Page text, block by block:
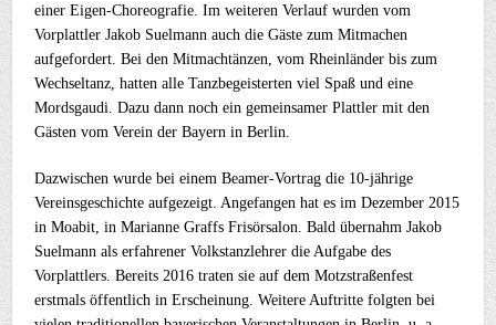
einer Eigen-Choreografie. Im weiteren Verlauf wurden vom
Vorplattler Jakob Suelmann auch die Gäste zum Mitmachen
aufgefordert. Bei den Mitmachtänzen, vom Rheinländer bis zum
Wechseltanz, hatten alle Tanzbegeisterten viel Spaß und eine
Mordsgaudi. Dazu dann noch ein gemeinsamer Plattler mit den
Gästen vom Verein der Bayern in Berlin.
Dazwischen wurde bei einem Beamer-Vortrag die 10-jährige
Vereinsgeschichte aufgezeigt. Angefangen hat es im Dezember 2015
in Moabit, in Marianne Graffs Frisörsalon. Bald übernahm Jakob
Suelmann als erfahrener Volkstanzlehrer die Aufgabe des
Vorplattlers. Bereits 2016 traten sie auf dem Motzstraßenfest
erstmals öffentlich in Erscheinung. Weitere Auftritte folgten bei